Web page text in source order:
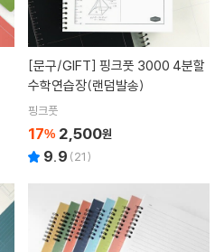
[문구/GIFT]
수학연습장(랜덤발송)
핑크풋
17% 2,500원
9.9 (21)